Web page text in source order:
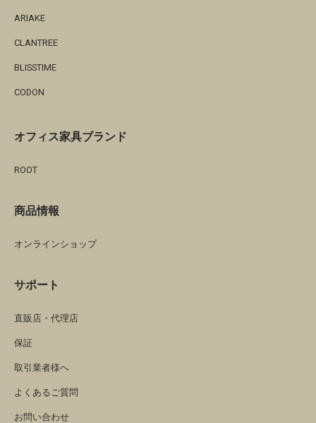
ARIAKE
CLANTREE
BLISSTIME
CODON
オフィス家具ブランド
ROOT
商品情報
オンラインショップ
サポート
直販店・代理店
保証
取引業者様へ
よくあるご質問
お問い合わせ